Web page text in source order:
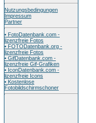
Nutzungsbedingungen
Impressum
Partner
• FotoDatenbank.com -
lizenzfreie Fotos
• FOTODatenbank.org -
lizenzfreie Fotos
• GifDatenbank.com -
lizenzfreie Gif-Grafiken
• IconDatenbank.com -
lizenzfreie Icons
• Kostenlose
Fotobildschirmschoner